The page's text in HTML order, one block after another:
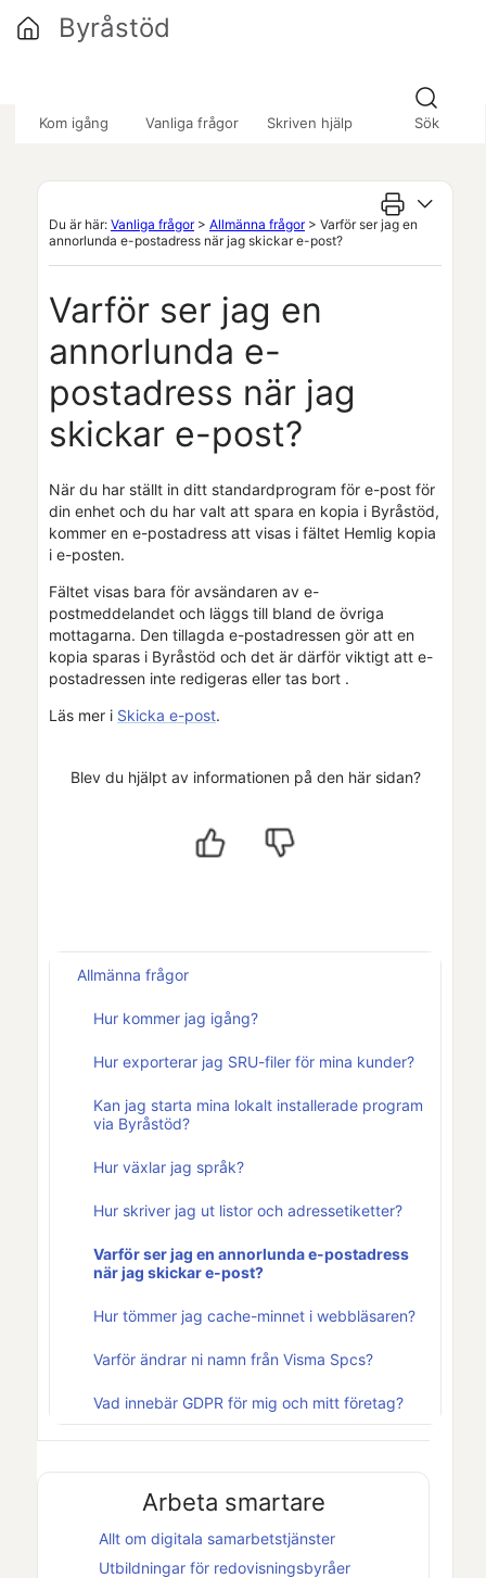
Kom igång Vanliga frågor Skriven hjälp Sök
Byråstöd
Du är här: Vanliga frågor> Allmänna frågor> Varför ser jag en
annorlunda e-postadress när jag skickar e-post?
Varför ser jag en
annorlunda e-
postadress när jag
skickar e-post?
När du har ställt in ditt standardprogram för e-post för
din enhet och du har valt att spara en kopia i Byråstöd,
kommer en e-postadress att visas i fältet Hemlig kopia
i e-posten.
Fältet visas bara för avsändaren av e-
postmeddelandet och läggs till bland de övriga
mottagarna. Den tillagda e-postadressen gör att en
kopia sparas i Byråstöd och det är därför viktigt att e-
postadressen inte redigeras eller tas bort .
Läs mer i Skicka e-post.
Blev du hjälpt av informationen på den här sidan?
Allmänna frågor
Hur kommer jag igång?
Hur exporterar jag SRU-filer för mina kunder?
Kan jag starta mina lokalt installerade program
via Byråstöd?
Hur växlar jag språk?
Hur skriver jag ut listor och adressetiketter?
Varför ser jag en annorlunda e-postadress
när jag skickar e-post?
Hur tömmer jag cache-minnet i webbläsaren?
Varför ändrar ni namn från Visma Spcs?
Vad innebär GDPR för mig och mitt företag?
Arbeta smartare
Allt om digitala samarbetstjänster
Utbildningar för redovisningsbyråer